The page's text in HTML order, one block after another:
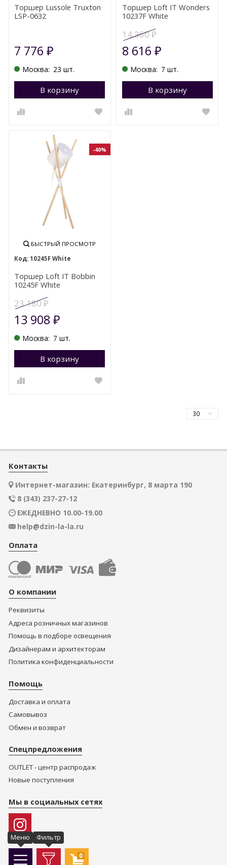
Торшер Lussole Truxton
LSP-0632
7 776₽
Москва: 23 шт.
В корзину Перейти в корзину
Торшер Loft IT Wonders
10237F White
14 360₽
8 616 ₽
Москва: 7 шт.
В корзину
-40%
БЫСТРЫЙ ПРОСМОТР
10245F White
Торшер Loft IT Bobbin
10245F White
23 180₽
13 908₽
Москва: 7 шт.
В корзину
Контакты
Интернет-магазин: Екатеринбург, 8 марта 190
8 (343) 237-27-12
ЕЖЕДНЕВНО 10.00-19.00
help@dzin-la-la.ru
Оплата
О компании
Реквизиты
Адреса розничных магазинов
Помощь в подборе освещения
Дизайнерам и архитекторам
Политика конфиденциальности
Помощь
Доставка и оплата
Самовывоз
Обмен и возврат
Спецпредложения
OUTLET - центр распродаж
Новые поступления
Мы в социальных сетях
Меню Фильтр
0